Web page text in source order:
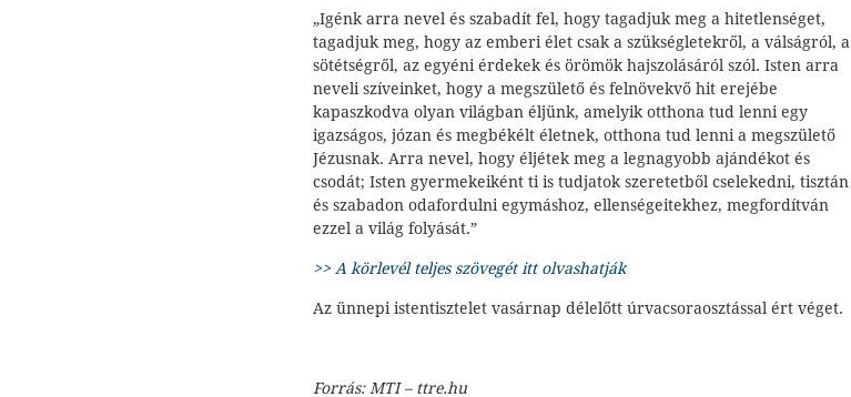
„Igénk arra nevel és szabadít fel, hogy tagadjuk meg a hitetlenséget,
tagadjuk meg, hogy az emberi élet csak a szükségletekről, a válságról, a
sötétségről, az egyéni érdekek és örömök hajszolásáról szól. Isten arra
neveli szíveinket, hogy a megszülető és felnövekvő hit erejébe
kapaszkodva olyan világban éljünk, amelyik otthona tud lenni egy
igazságos, józan és megbékélt életnek, otthona tud lenni a megszülető
Jézusnak. Arra nevel, hogy éljétek meg a legnagyobb ajándékot és
csodát; Isten gyermekeiként ti is tudjatok szeretetből cselekedni, tisztán
és szabadon odafordulni egymáshoz, ellenségeitekhez, megfordítván
ezzel a világ folyását.”
>> A körlevél teljes szövegét itt olvashatják
Az ünnepi istentisztelet vasárnap délelőtt úrvacsoraosztással ért véget.
Forrás: MTI – ttre.hu